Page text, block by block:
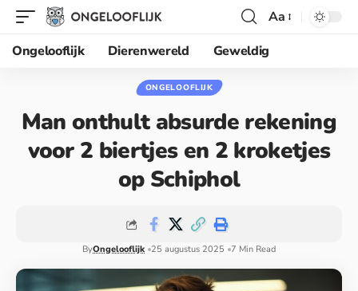
Aa
Ongelooflijk
Dierenwereld Geweldig
ONGELOOFLIJK
Man onthult absurde rekening
voor 2 biertjes en 2 kroketjes
op Schiphol
ByOngelooflijk 25 augustus 2025 7 Min Read